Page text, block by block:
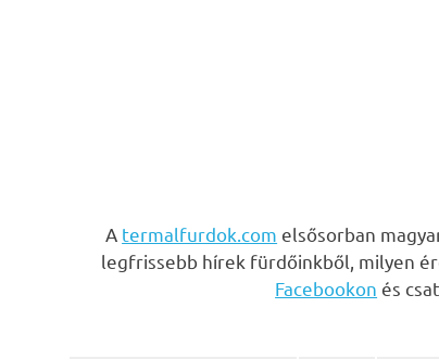
A termalfurdok.com elsősorban
legfrissebb hírek fürdőinkből, milyen
Facebookon és